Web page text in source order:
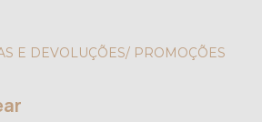
E DEVOLUÇÕES/ PROMOÇÕES